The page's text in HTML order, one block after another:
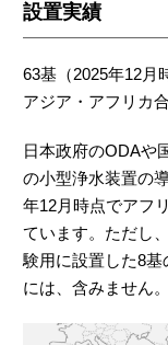
設置実績
63基（2025年12月
アジア・アフリカ
日本政府のODAや
の小型浄水装置の
年12月時点でアフ
ています。ただし
験用に設置した8基
には、含みません。